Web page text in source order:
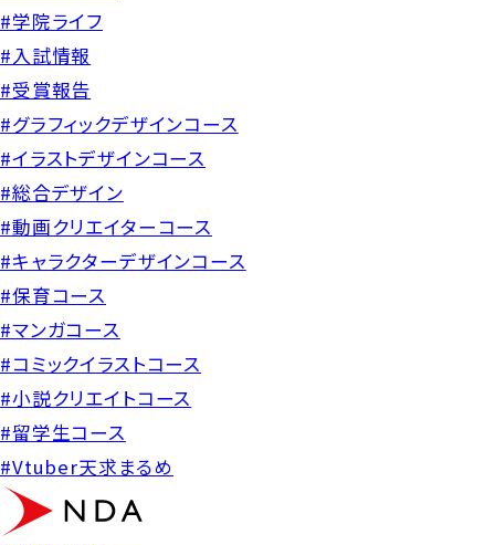
#学院ライフ
#入試情報
#受賞報告
#グラフィックデザインコース
#イラストデザインコース
#総合デザイン
#動画クリエイターコース
#キャラクターデザインコース
#保育コース
#マンガコース
#コミックイラストコース
#小説クリエイトコース
#留学生コース
#Vtuber天求まるめ